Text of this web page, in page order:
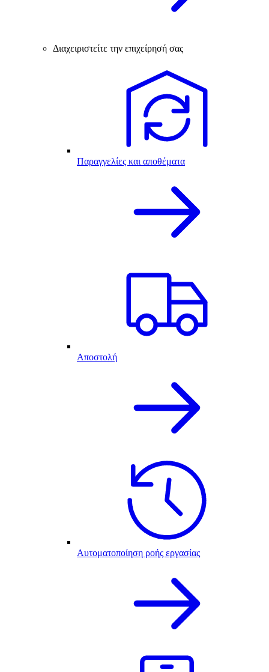
Διαχειριστείτε την επιχείρησή σας
Παραγγελίες και αποθέματα
Αποστολή
Αυτοματοποίηση ροής εργασίας